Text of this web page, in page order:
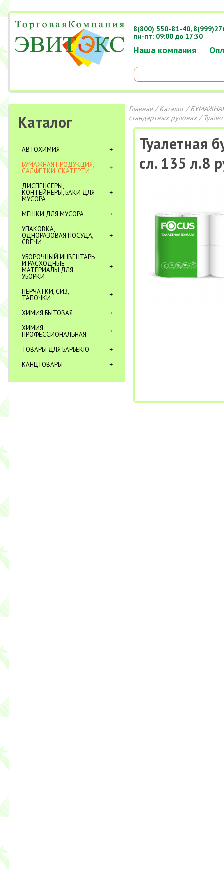
Наша компания
8(800) 550-81-40,
пн-пт: 09:00 до 17:30
Каталог
АВТОХИМИЯ
БУМАЖНАЯ ПРОДУКЦИЯ,
САЛФЕТКИ, СКАТЕРТИ
ДИСПЕНСЕРЫ,
КОНТЕЙНЕРЫ, БАКИ ДЛЯ
МУСОРА
МЕШКИ ДЛЯ МУСОРА
УПАКОВКА,
ОДНОРАЗОВАЯ ПОСУДА,
СВЕЧИ
УБОРОЧНЫЙ ИНВЕНТАРЬ
И РАСХОДНЫЕ
МАТЕРИАЛЫ ДЛЯ
УБОРКИ
ПЕРЧАТКИ, СИЗ,
ТАПОЧКИ
ХИМИЯ БЫТОВАЯ
ХИМИЯ
ПРОФЕССИОНАЛЬНАЯ
ТОВАРЫ ДЛЯ БАРБЕКЮ
КАНЦТОВАРЫ
Главная/Каталог/
стандартных рулонах/
Туалетная
сл. 135 л.8